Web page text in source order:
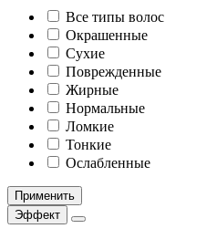
Все типы волос
Окрашенные
Сухие
Поврежденные
Жирные
Нормальные
Ломкие
Тонкие
Ослабленные
Применить
Эффект